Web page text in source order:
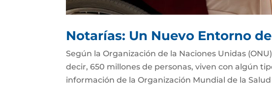
Notarías: Un Nuevo Entorno
Según la Organización de la Naciones Unidas
decir, 650 millones de personas, viven con algún
información de la Organización Mundial de la Salud